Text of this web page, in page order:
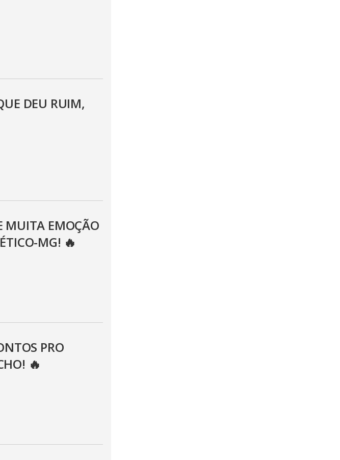
DEU RUIM,
MUITA EMOÇÃO
MG! 🔥
PRO
🔥